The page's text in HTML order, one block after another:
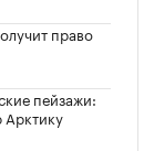
право
пейзажи:
Арктику